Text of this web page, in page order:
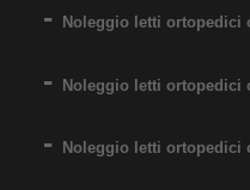
Noleggio letti ortopedici
Noleggio letti ortopedici
Noleggio letti ortopedici